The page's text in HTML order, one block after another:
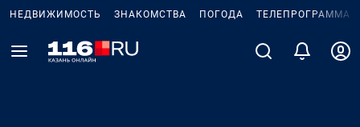
НЕДВИЖИМОСТЬ ЗНАКОМСТВА ПОГОДА ТЕЛЕПРОГРАММА